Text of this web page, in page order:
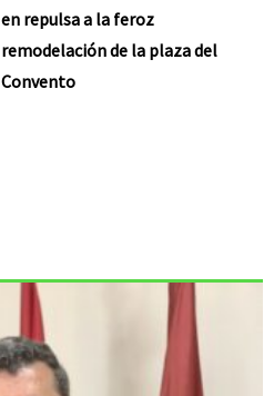
en repulsa a la feroz
remodelación de la plaza del
Convento